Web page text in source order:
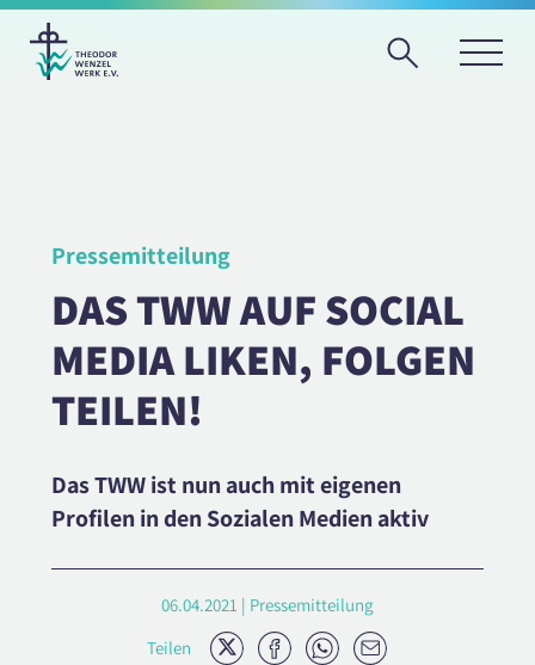
Pressemitteilung
DAS TWW AUF SOCIAL
MEDIA LIKEN, FOLGEN
TEILEN!
Das TWW ist nun auch mit eigenen
Profilen in den Sozialen Medien aktiv
06.04.2021 | Pressemitteilung
Teilen
TwitterFacebook
Whatsapp
E-